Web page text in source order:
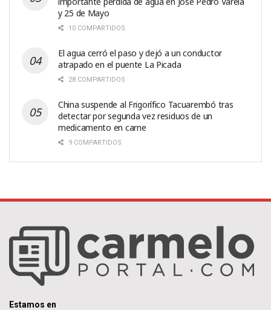
y 25 de Mayo
10 COMPARTIDOS
El agua cerró el paso y dejó a un conductor
atrapado en el puente La Picada
28 COMPARTIDOS
China suspende al Frigorífico Tacuarembó tras
detectar por segunda vez residuos de un
medicamento en carne
9 COMPARTIDOS
Estamos en